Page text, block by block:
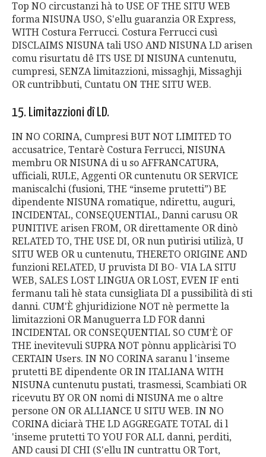
Top NO circustanzi hà to USE OF THE SITU WEB
forma NISUNA USO, S'ellu guaranzia OR Express,
WITH Costura Ferrucci. Costura Ferrucci cusì
DISCLAIMS NISUNA tali USO AND NISUNA LD arisen
comu risurtatu dê ITS USE DI NISUNA cuntenutu,
cumpresi, SENZA limitazzioni, missaghji, Missaghji
OR cuntribbuti, Cuntatu ON THE SITU WEB.
15. Limitazzioni dî LD.
IN NO CORINA, Cumpresi BUT NOT LIMITED TO
accusatrice, Tentarè Costura Ferrucci, NISUNA
membru OR NISUNA di u so AFFRANCATURA,
ufficiali, RULE, Aggenti OR cuntenutu OR SERVICE
maniscalchi (fusioni, THE “inseme prutetti”) BE
dipendente NISUNA romatique, ndirettu, auguri,
INCIDENTAL, CONSEQUENTIAL, Danni carusu OR
PUNITIVE arisen FROM, OR direttamente OR dinò
RELATED TO, THE USE DI, OR nun putìrisi utilizà, U
SITU WEB OR u cuntenutu, THERETO ORIGINE AND
funzioni RELATED, U pruvista DI BO- VIA LA SITU
WEB, SALES LOST LINGUA OR LOST, EVEN IF enti
fermanu tali hè stata cunsigliata DI a pussibilità di sti
danni. CUM'È ghjuridizione NOT nè permette la
limitazzioni OR Manuguerra LD FOR danni
INCIDENTAL OR CONSEQUENTIAL SO CUM'È OF
THE inevitevuli SUPRA NOT pònnu applicàrisi TO
CERTAIN Users. IN NO CORINA saranu l 'inseme
prutetti BE dipendente OR IN ITALIANA WITH
NISUNA cuntenutu pustati, trasmessi, Scambiati OR
ricevutu BY OR ON nomi di NISUNA me o altre
persone ON OR ALLIANCE U SITU WEB. IN NO
CORINA diciarà THE LD AGGREGATE TOTAL di l
'inseme prutetti TO YOU FOR ALL danni, perditi,
AND causi DI CHI (S'ellu IN cuntrattu OR Tort,